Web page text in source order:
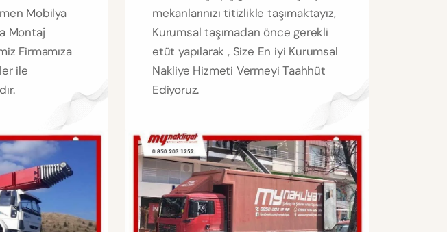
Mobilya
Montaj
Firmamıza
ile
mekanlarınızı titizlikle taşımaktayız,
Kurumsal taşımadan önce gerekli
etüt yapılarak , Size En iyi Kurumsal
Nakliye Hizmeti Vermeyi Taahhüt
Ediyoruz.